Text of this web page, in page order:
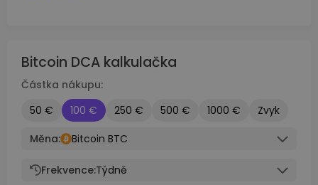
Bitcoin DCA kalkulačka
Částka nákupu:
50 €
100 € 250 € 500 € 1000 €
Zvyk
Měna:
Bitcoin BTC
Frekvence:Týdně